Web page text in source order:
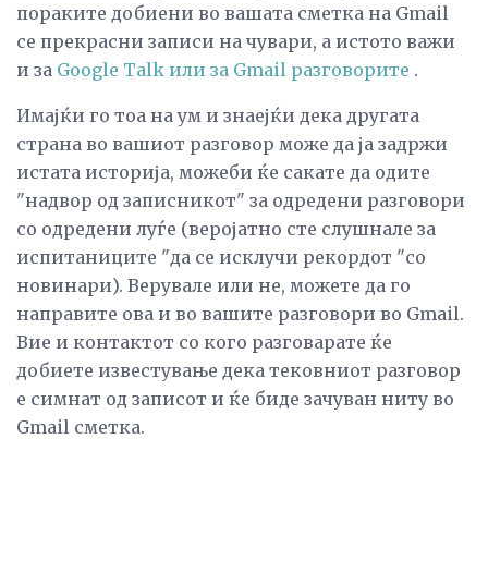
пораките добиени во вашата сметка на Gmail
се прекрасни записи на чувари, а истото важи
и за Google Talk или за Gmail разговорите .
Имајќи го тоа на ум и знаејќи дека другата
страна во вашиот разговор може да ја задржи
истата историја, можеби ќе сакате да одите
"надвор од записникот" за одредени разговори
со одредени луѓе (веројатно сте слушнале за
испитаниците "да се исклучи рекордот "со
новинари). Верувале или не, можете да го
направите ова и во вашите разговори во Gmail.
Вие и контактот со кого разговарате ќе
добиете известување дека тековниот разговор
е симнат од записот и ќе биде зачуван ниту во
Gmail сметка.